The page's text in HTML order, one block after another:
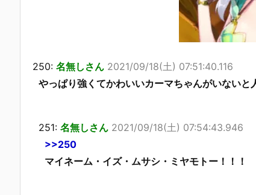
250: 名無しさん 2021/09/18(土) 07:51:40.116
やっぱり強くてかわいいカーマちゃんがいない
251: 名無しさん 2021/09/18(土) 07:54:43.946
>>250
マイネーム・イズ・ムサシ・ミヤモトー！！！